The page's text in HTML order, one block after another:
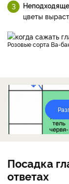
цветы
Розовые сорта Ва-
Посадка
ответах